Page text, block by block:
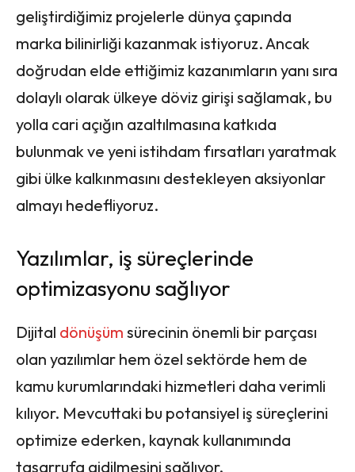
geliştirdiğimiz projelerle dünya çapında
marka bilinirliği kazanmak istiyoruz. Ancak
doğrudan elde ettiğimiz kazanımların yanı sıra
dolaylı olarak ülkeye döviz girişi sağlamak, bu
yolla cari açığın azaltılmasına katkıda
bulunmak ve yeni istihdam fırsatları yaratmak
gibi ülke kalkınmasını destekleyen aksiyonlar
almayı hedefliyoruz.
Yazılımlar, iş süreçlerinde
optimizasyonu sağlıyor
Dijital dönüşüm sürecinin önemli bir parçası
olan yazılımlar hem özel sektörde hem de
kamu kurumlarındaki hizmetleri daha verimli
kılıyor. Mevcuttaki bu potansiyel iş süreçlerini
optimize ederken, kaynak kullanımında
tasarrufa gidilmesini sağlıyor.